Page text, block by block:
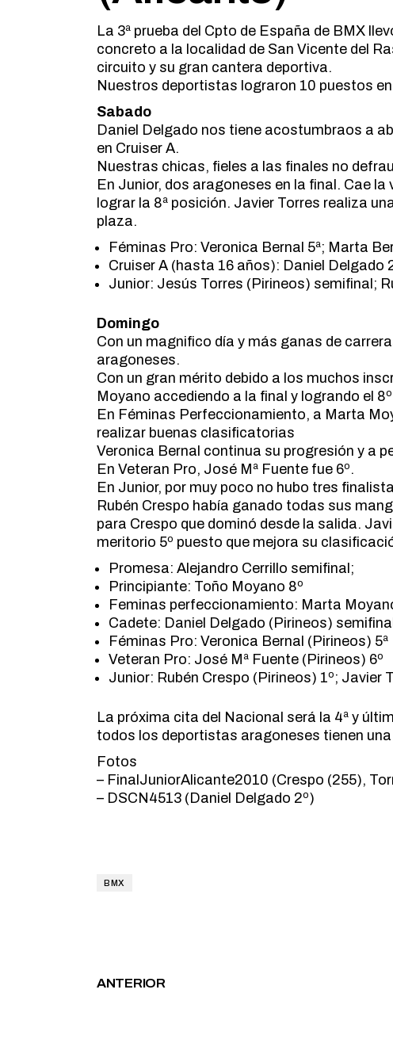
La 3ª prueba del Cpto de España de BMX
concreto a la localidad de San Vicente del
circuito y su gran cantera deportiva.
Nuestros deportistas lograron 10 puestos
Sabado
Daniel Delgado nos tiene acostumbraos a
en Cruiser A.
Nuestras chicas, fieles a las finales no
En Junior, dos aragoneses en la final. Cae
lograr la 8ª posición. Javier Torres realiza
plaza.
Féminas Pro: Veronica Bernal 5ª; Marta
Cruiser A (hasta 16 años): Daniel Delgado
Junior: Jesús Torres (Pirineos) semifinal;
Domingo
Con un magnifico día y más ganas de
aragoneses.
Con un gran mérito debido a los muchos
Moyano accediendo a la final y logrando el
En Féminas Perfeccionamiento, a Marta
realizar buenas clasificatorias
Veronica Bernal continua su progresión y a
En Veteran Pro, José Mª Fuente fue 6º.
En Junior, por muy poco no hubo tres
Rubén Crespo había ganado todas sus
para Crespo que dominó desde la salida.
meritorio 5º puesto que mejora su
Promesa: Alejandro Cerrillo semifinal;
Principiante: Toño Moyano 8º
Feminas perfeccionamiento: Marta
Cadete: Daniel Delgado (Pirineos)
Féminas Pro: Veronica Bernal (Pirineos) 5ª
Veteran Pro: José Mª Fuente (Pirineos) 6º
Junior: Rubén Crespo (Pirineos) 1º;
La próxima cita del Nacional será la 4ª y
todos los deportistas aragoneses tienen
Fotos
– FinalJuniorAlicante2010 (Crespo (255),
– DSCN4513 (Daniel Delgado 2º)
BMX
ANTERIOR